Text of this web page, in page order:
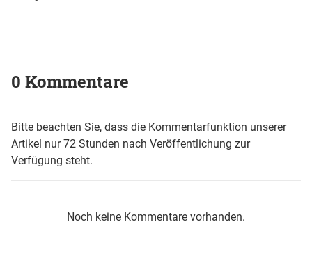
0 Kommentare
Bitte beachten Sie, dass die Kommentarfunktion unserer
Artikel nur 72 Stunden nach Veröffentlichung zur
Verfügung steht.
Noch keine Kommentare vorhanden.